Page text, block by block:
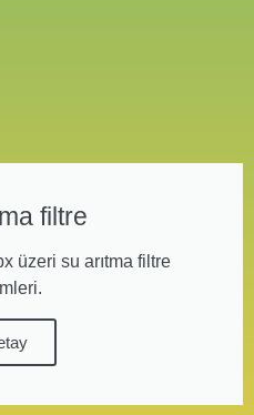
filtre
üzeri su arıtma filtre